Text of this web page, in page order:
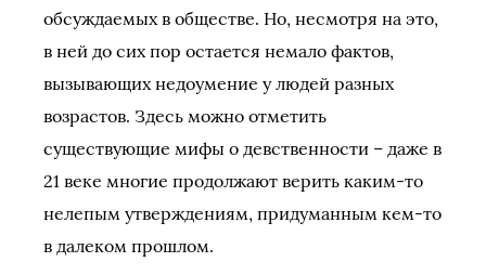
обсуждаемых в обществе. Но, несмотря на это,
в ней до сих пор остается немало фактов,
вызывающих недоумение у людей разных
возрастов. Здесь можно отметить
существующие мифы о девственности – даже в
21 веке многие продолжают верить каким-то
нелепым утверждениям, придуманным кем-то
в далеком прошлом.